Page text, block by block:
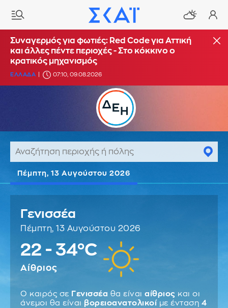
Συναγερμός για φωτιές: Red Code για Αττική
και άλλες πέντε περιοχές - Στο κόκκινο ο
κρατικός μηχανισμός
ΕΛΛΑΔΑ 07:10, 09.08.2026
Πέμπτη, 13 Αυγούστου 2026
Γενισσέα
Πέμπτη, 13 Αυγούστου 2026
22 - 34°C
Αίθριος
Ο καιρός σε Γενισσέα θα είναι αίθριος και οι
άνεμοι θα είναι βορειοανατολικοί με ένταση 4